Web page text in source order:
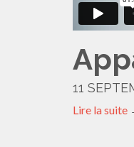
11
Lire la suite